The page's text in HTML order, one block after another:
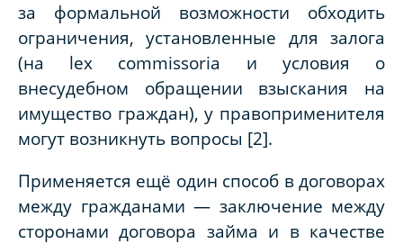
за формальной возможности обходить
ограничения, установленные для залога
(на lex commissoria и условия о
внесудебном обращении взыскания на
имущество граждан), у правоприменителя
могут возникнуть вопросы [2].
Применяется ещё один способ в договорах
между гражданами — заключение между
сторонами договора займа и в качестве